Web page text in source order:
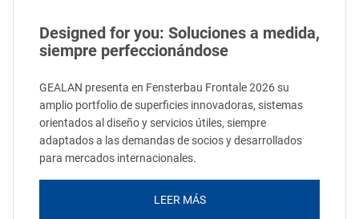
Designed for you: Soluciones a medida,
siempre perfeccionándose
GEALAN presenta en Fensterbau Frontale 2026 su
amplio portfolio de superficies innovadoras, sistemas
orientados al diseño y servicios útiles, siempre
adaptados a las demandas de socios y desarrollados
para mercados internacionales.
LEER MÁS